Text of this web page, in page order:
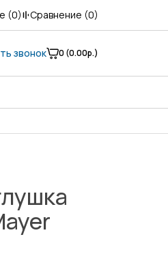
(0) Сравнение (0)
звонок 0 (0.00р.)